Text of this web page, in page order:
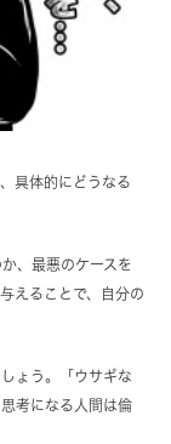
具体的にどうなる
、最悪のケースを
えることで、自分の
ょう。「ウサギな
考になる人間は倫